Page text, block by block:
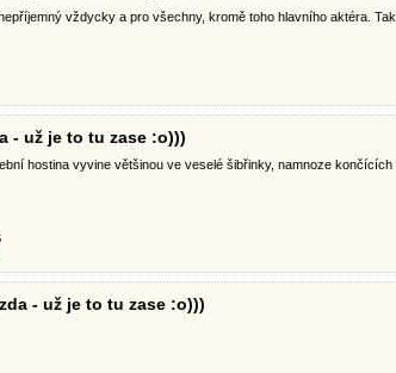
vždycky a pro všechny, kromě toho hlavního aktéra.
- už je to tu zase :o)))
hostina vyvine většinou ve veselé šibřinky, namnoze
- už je to tu zase :o)))